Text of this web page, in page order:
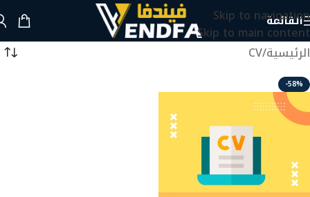
Skip to navigation
Skip to main content
القائمة
الرئيسية CV
-58%